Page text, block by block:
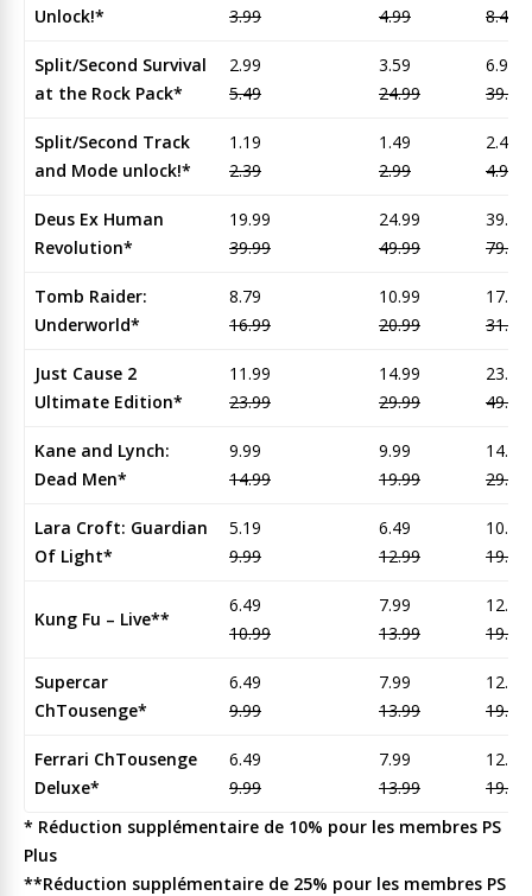
Unlock!*
3.99
4.99
8.45
Split/Second Survival
at the Rock Pack*
2.99
5.49
3.59
24.99
6.95
39.95
Split/Second Track
and Mode unlock!*
1.19
2.39
1.49
2.99
2.45
4.95
Deus Ex Human
Revolution*
19.99
39.99
24.99
49.99
39.95
79.95
Tomb Raider:
Underworld*
8.79
16.99
10.99
20.99
17.45
31.45
Just Cause 2
Ultimate Edition*
11.99
23.99
14.99
29.99
23.95
49.95
Kane and Lynch:
Dead Men*
9.99
14.99
9.99
19.99
14.95
29.95
Lara Croft: Guardian
Of Light*
5.19
9.99
6.49
12.99
10.95
19.95
Kung Fu – Live**
6.49
10.99
7.99
13.99
12.95
19.95
Supercar
ChTousenge*
6.49
9.99
7.99
13.99
12.95
19.95
Ferrari ChTousenge
Deluxe*
6.49
9.99
7.99
13.99
12.95
19.95
* Réduction supplémentaire de 10% pour les membres PS
Plus
**Réduction supplémentaire de 25% pour les membres PS